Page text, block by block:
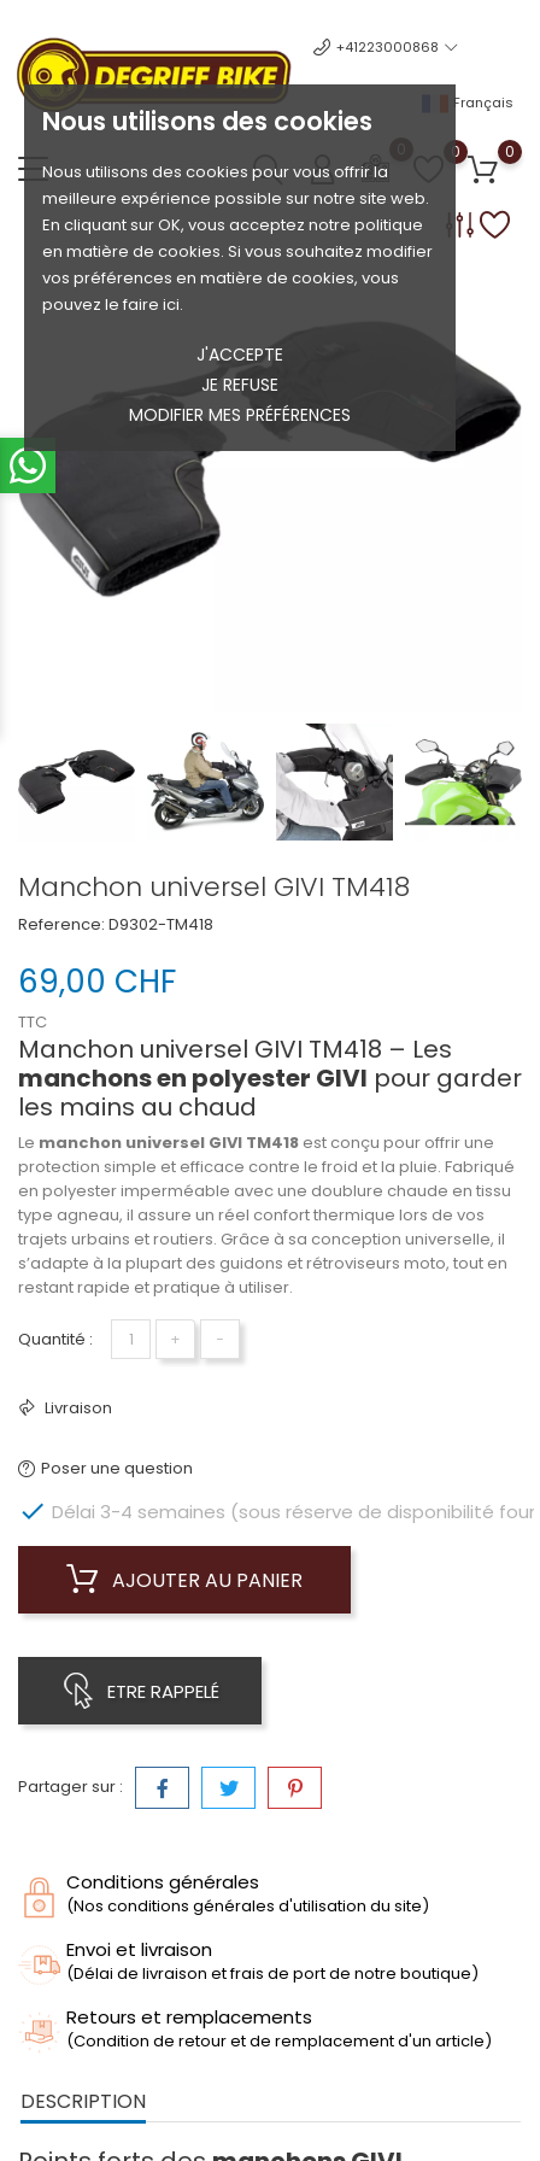
Nous utilisons des cookies
Nous utilisons des cookies pour vous offrir la
meilleure expérience possible sur notre site web.
En cliquant sur OK, vous acceptez notre politique
en matière de cookies. Si vous souhaitez modifier
vos préférences en matière de cookies, vous
pouvez le faire ici.
J'ACCEPTE
JE REFUSE
MODIFIER MES PRÉFÉRENCES
+41223000868
Français
0 0
Manchon universel GIVI TM418
Reference: D9302-TM418
69,00 CHF
TTC
Manchon universel GIVI TM418 – Les
manchons en polyester GIVI pour garder
les mains au chaud
Le manchon universel GIVI TM418 est conçu pour offrir une
protection simple et efficace contre le froid et la pluie. Fabriqué
en polyester imperméable avec une doublure chaude en tissu
type agneau, il assure un réel confort thermique lors de vos
trajets urbains et routiers. Grâce à sa conception universelle, il
s’adapte à la plupart des guidons et rétroviseurs moto, tout en
restant rapide et pratique à utiliser.
Quantité : + −
Livraison
Poser une question
 Délai 3-4 semaines (sous réserve de disponibilité
AJOUTER AU PANIER
ETRE RAPPELÉ
Partager sur :
Conditions générales
(Nos conditions générales d'utilisation du site)
Envoi et livraison
(Délai de livraison et frais de port de notre boutique)
Retours et remplacements
(Condition de retour et de remplacement d'un article)
DESCRIPTION